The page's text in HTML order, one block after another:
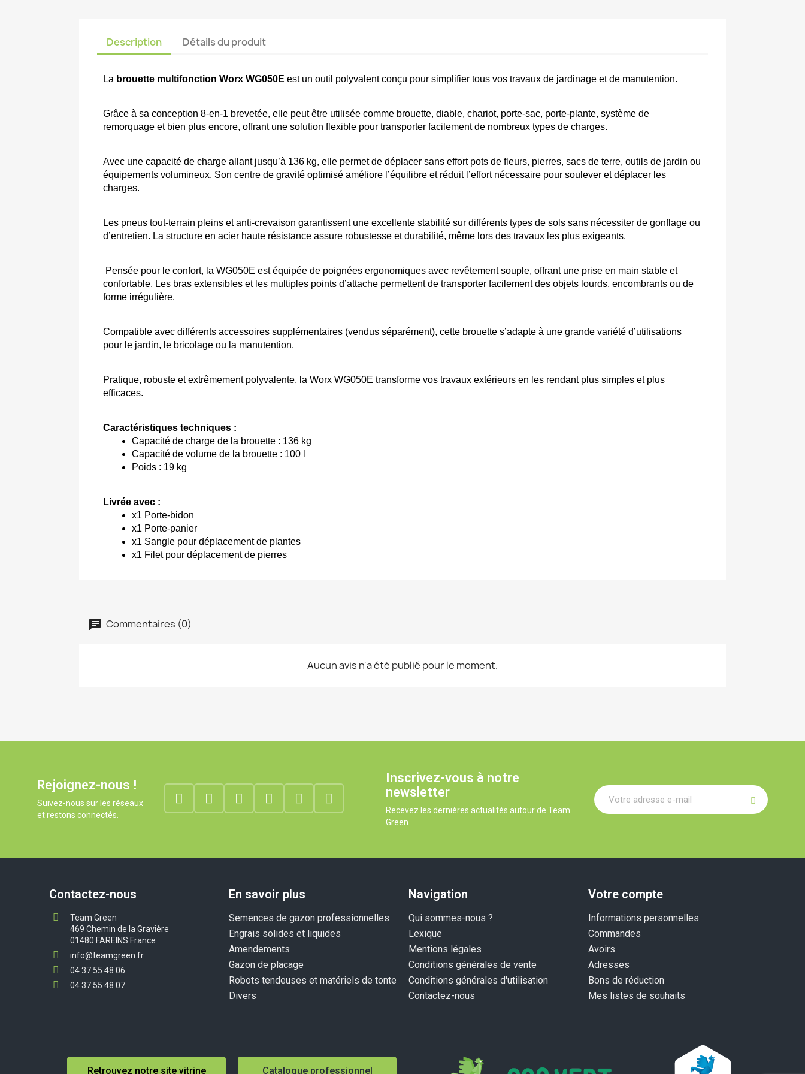
Description Détails du produit
La brouette multifonction Worx WG050E est un outil polyvalent conçu pour simplifier tous vos travaux de jardinage et de manutention.
Grâce à sa conception 8-en-1 brevetée, elle peut être utilisée comme brouette, diable, chariot, porte-sac, porte-plante, système de
remorquage et bien plus encore, offrant une solution flexible pour transporter facilement de nombreux types de charges.
Avec une capacité de charge allant jusqu’à 136 kg, elle permet de déplacer sans effort pots de fleurs, pierres, sacs de terre, outils de jardin ou
équipements volumineux. Son centre de gravité optimisé améliore l’équilibre et réduit l’effort nécessaire pour soulever et déplacer les
charges.
Les pneus tout-terrain pleins et anti-crevaison garantissent une excellente stabilité sur différents types de sols sans nécessiter de gonflage ou
d’entretien. La structure en acier haute résistance assure robustesse et durabilité, même lors des travaux les plus exigeants.
Pensée pour le confort, la WG050E est équipée de poignées ergonomiques avec revêtement souple, offrant une prise en main stable et
confortable. Les bras extensibles et les multiples points d’attache permettent de transporter facilement des objets lourds, encombrants ou de
forme irrégulière.
Compatible avec différents accessoires supplémentaires (vendus séparément), cette brouette s’adapte à une grande variété d’utilisations
pour le jardin, le bricolage ou la manutention.
Pratique, robuste et extrêmement polyvalente, la Worx WG050E transforme vos travaux extérieurs en les rendant plus simples et plus
efficaces.
Caractéristiques techniques :
Capacité de charge de la brouette : 136 kg
Capacité de volume de la brouette : 100 l
Poids : 19 kg
Livrée avec :
x1 Porte-bidon
x1 Porte-panier
x1 Sangle pour déplacement de plantes
x1 Filet pour déplacement de pierres
Commentaires (0)
Aucun avis n'a été publié pour le moment.
Rejoignez-nous !
Suivez-nous sur les réseaux
et restons connectés.
Inscrivez-vous à notre
newsletter
Recevez les dernières actualités autour de Team
Green
Contactez-nous
Team Green
469 Chemin de la Gravière
01480 FAREINS France
info@teamgreen.fr
04 37 55 48 06
04 37 55 48 07
En savoir plus
Semences de gazon professionnelles
Engrais solides et liquides
Amendements
Gazon de placage
Robots tendeuses et matériels de tonte
Divers
Navigation
Qui sommes-nous ?
Lexique
Mentions légales
Conditions générales de vente
Conditions générales d'utilisation
Contactez-nous
Votre compte
Informations personnelles
Commandes
Avoirs
Adresses
Bons de réduction
Mes listes de souhaits
Retrouvez notre site vitrine Catalogue professionnel